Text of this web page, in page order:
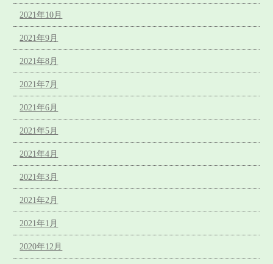
2021年10月
2021年9月
2021年8月
2021年7月
2021年6月
2021年5月
2021年4月
2021年3月
2021年2月
2021年1月
2020年12月